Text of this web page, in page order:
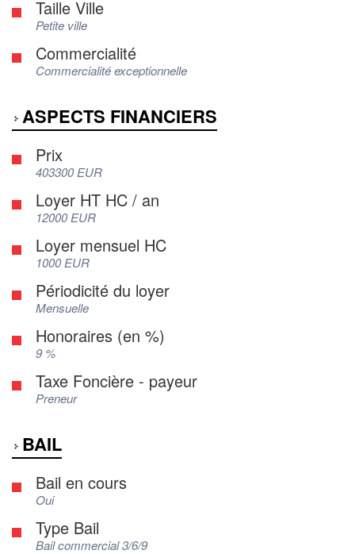
Taille Ville
Petite ville
Commercialité
Commercialité exceptionnelle
ASPECTS FINANCIERS
Prix
403300 EUR
Loyer HT HC / an
12000 EUR
Loyer mensuel HC
1000 EUR
Périodicité du loyer
Mensuelle
Honoraires (en %)
9 %
Taxe Foncière - payeur
Preneur
BAIL
Bail en cours
Oui
Type Bail
Bail commercial 3/6/9